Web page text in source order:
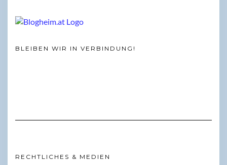
BLEIBEN WIR IN VERBINDUNG!
RECHTLICHES & MEDIEN